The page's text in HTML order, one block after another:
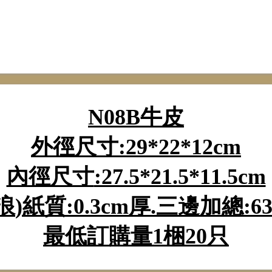
N08B牛皮
外徑尺寸:29*22*12cm
內徑尺寸:27.5*21.5*11.5cm
)紙質:0.3cm厚.三邊加總
最低訂購量1梱20只